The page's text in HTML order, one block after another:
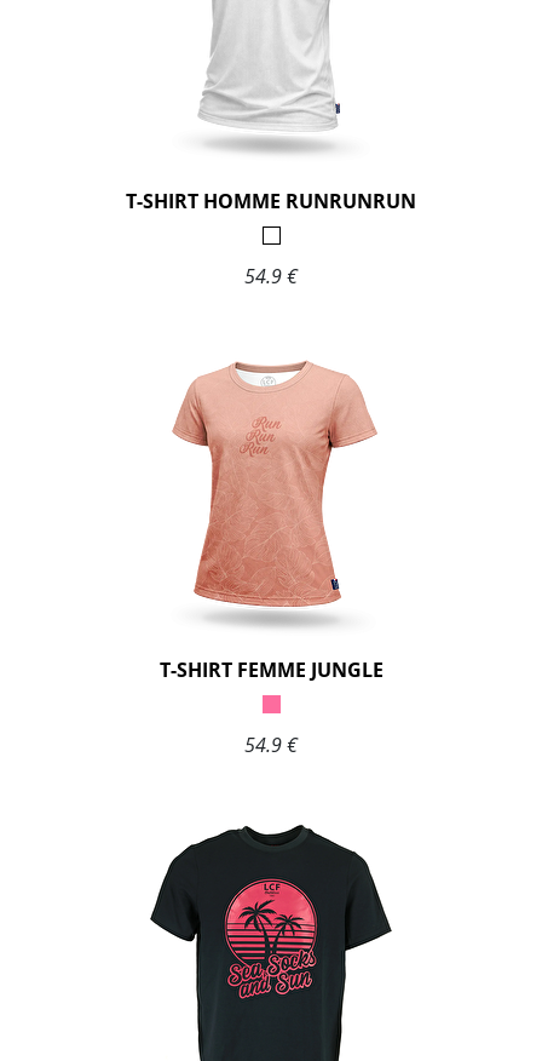
T-SHIRT HOMME RUNRUNRUN
54.9 €
T-SHIRT FEMME JUNGLE
54.9 €